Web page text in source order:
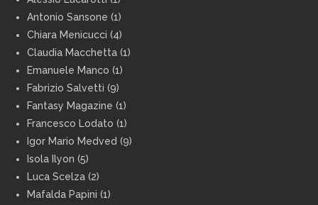
Antonio Sansone (1)
Chiara Menicucci (4)
Claudia Macchetta (1)
Emanuele Manco (1)
Fabrizio Salvetti (9)
Fantasy Magazine (1)
Francesco Lodato (1)
Igor Mario Medved (9)
Isola Ilyon (5)
Luca Scelza (2)
Mafalda Papini (1)